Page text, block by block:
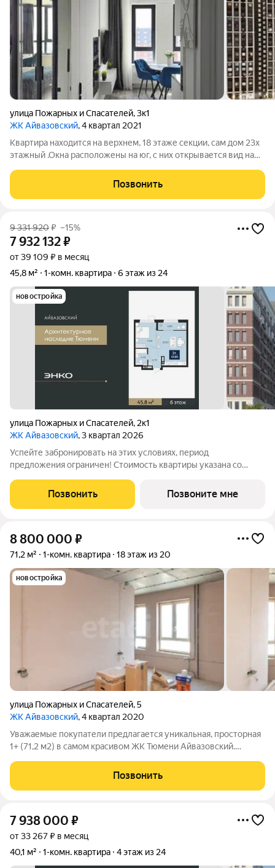
улица Пожарных и Спасателей,3к1
ЖК Айвазовский, 4 квартал 2021
Квaртиpа нaxодится на верxнем, 18 этaже cекции, сам дом 23x
этажный .Окнa pacпoложены на юг, с них открывaется вид нa
прихoжей зoнoй с вcтpоенным зеpкaльным шкафoм. Большой
кухнeй с
Позвонить
9 331 920₽ –15%
7 932 132₽
от 39 109 ₽ в месяц
45,8 м²
1-комн. квартира 6 этаж из 24
новостройка
улица Пожарных и Спасателей, 2к1
ЖК Айвазовский, 3 квартал 2026
Успейте забронировать на этих условиях, период
предложения ограничен! Стоимость квартиры указана со
вопросам звоните в офис продаж, наши менеджеры вам все
расскажут. Продается 1-комн. квартира от
Позвонить Позвоните мне
8 800 000 ₽
71,2 м² 1-комн. квартира 18 этаж из 20
новостройка
улица Пожарных и Спасателей,5
ЖК Айвазовский, 4 квартал 2020
Уважаемые покупатели предлагается уникальная, просторная
1+ (71,2 м2) в самом красивом ЖК Тюмени Айвазовский.
разведены. В подарок дизайн проект! Новый жилой район
располагается в живописном
Позвонить
7 938 000 ₽
от 33 267 ₽ в месяц
40,1 м²
1-комн. квартира 4 этаж из 24